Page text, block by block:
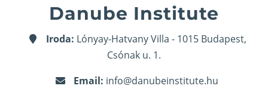
Danube Institute
Iroda: Lónyay-Hatvany Villa - 1015 Budapest,
Csónak u. 1.
Email: info@danubeinstitute.hu